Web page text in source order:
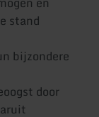
stand
bijzondere
door